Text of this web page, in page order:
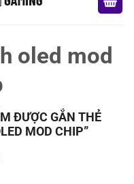
oled mod
ĐƯỢC GẮN THẺ
MOD CHIP”